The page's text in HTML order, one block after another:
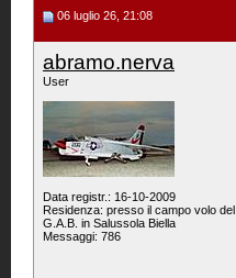
06 luglio 26, 21:08
abramo.nerva
User
Data registr.: 16-10-2009
Residenza: presso il campo volo del
G.A.B. in Salussola Biella
Messaggi: 786